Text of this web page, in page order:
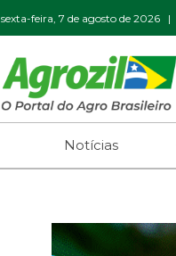
sexta-feira, 7 de agosto de 2026 |
Notícias